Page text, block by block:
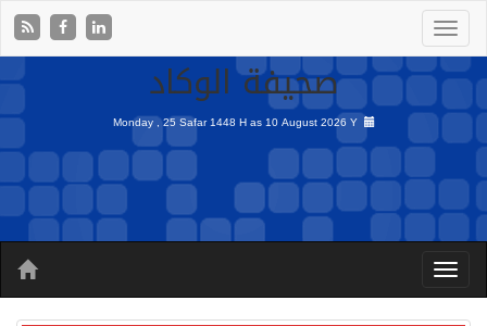
صحيفة الوكاد
Monday , 25 Safar 1448 H as10 August 2026 Y